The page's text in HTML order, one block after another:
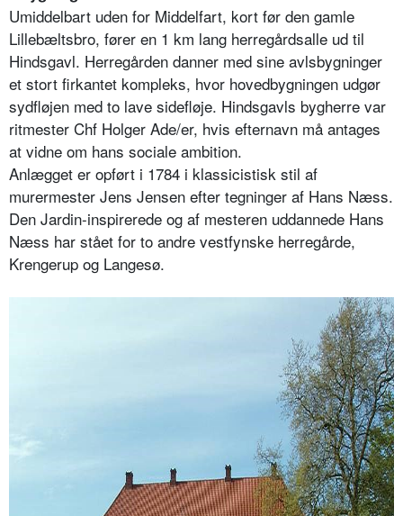
Umiddelbart uden for Middelfart, kort før den gamle
Lillebæltsbro, fører en 1 km lang herregårdsalle ud til
Hindsgavl. Herregården danner med sine avlsbygninger
et stort firkantet kompleks, hvor hovedbygningen udgør
sydfløjen med to lave sidefløje. Hindsgavls bygherre var
ritmester Chf Holger Ade/er, hvis efternavn må antages
at vidne om hans sociale ambition.
Anlægget er opført i 1784 i klassicistisk stil af
murermester Jens Jensen efter tegninger af Hans Næss.
Den Jardin-inspirerede og af mesteren uddannede Hans
Næss har stået for to andre vestfynske herregårde,
Krengerup og Langesø.